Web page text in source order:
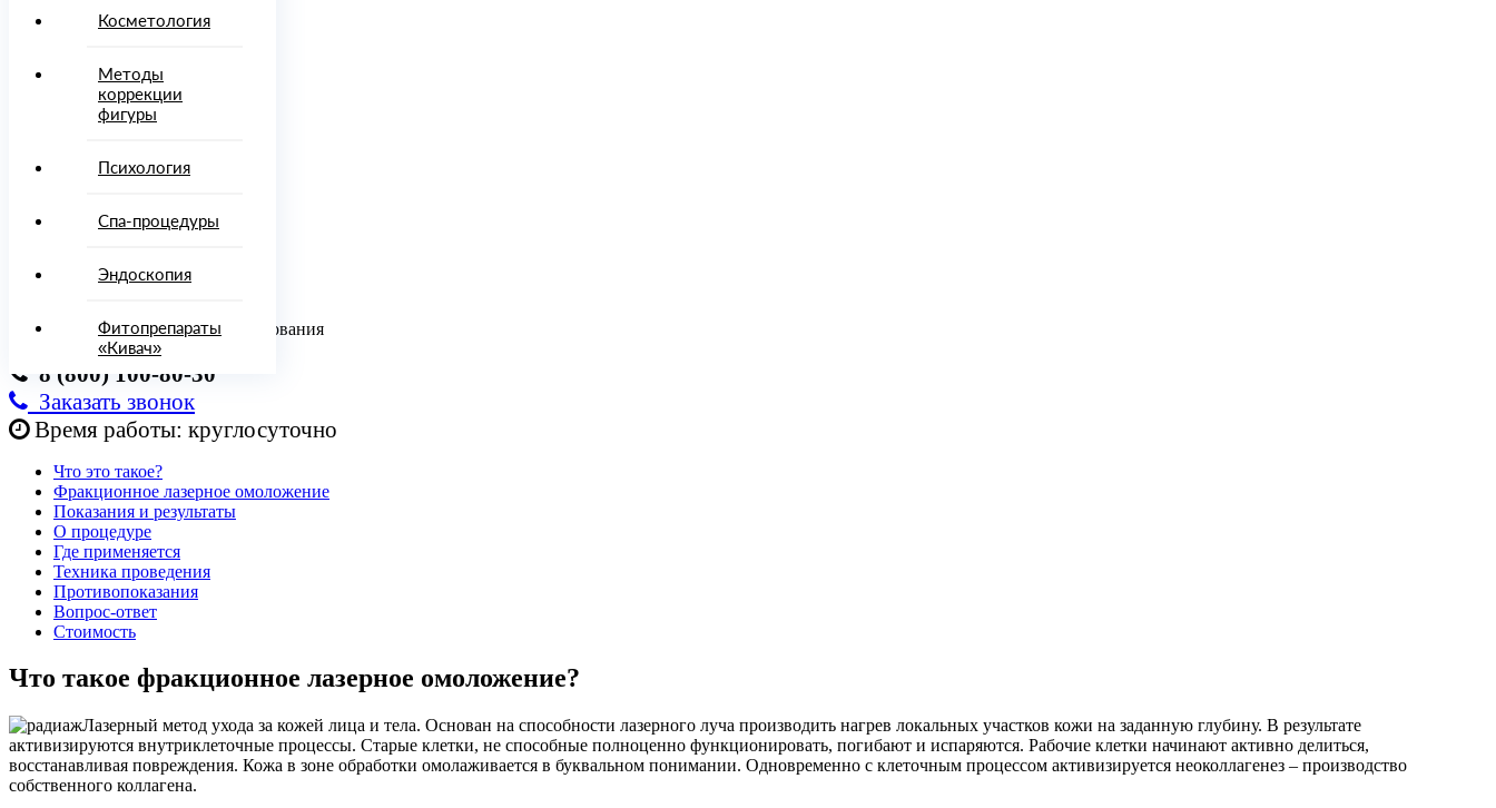
Врачи
методы
Методы
Косметология
Методы
коррекции
фигуры
Психология
Спа-процедуры
Эндоскопия
Фитопрепараты
«Кивач»
Консультация врача, отдел бронирования
8 (800) 100-80-30
Заказать звонок
Время работы: круглосуточно
Что это такое?
Фракционное лазерное омоложение
Показания и результаты
О процедуре
Где применяется
Техника проведения
Противопоказания
Вопрос-ответ
Стоимость
Что такое фракционное лазерное омоложение?
Лазерный метод ухода за кожей лица и тела. Основан на способности лазерного луча производить нагрев локальных участков кожи на заданную глубину. В результате
активизируются внутриклеточные процессы. Старые клетки, не способные полноценно функционировать, погибают и испаряются. Рабочие клетки начинают активно делиться,
восстанавливая повреждения. Кожа в зоне обработки омолаживается в буквальном понимании. Одновременно с клеточным процессом активизируется неоколлагенез – производство
собственного коллагена.